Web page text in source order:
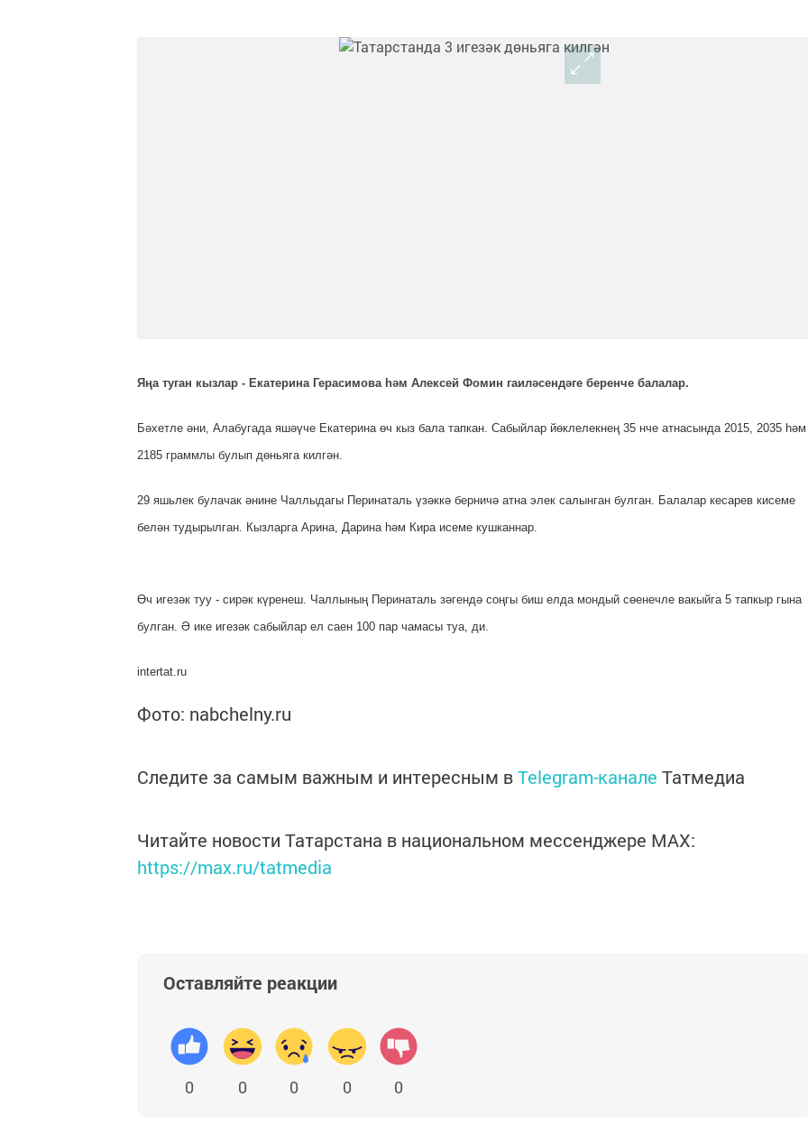
Яңа туган кызлар - Екатерина Герасимова һәм Алексей Фомин гаиләсендәге беренче балалар.
Бәхетле әни, Алабугада яшәүче Екатерина өч кыз бала тапкан. Сабыйлар йөклелекнең 35 нче атнасында 2015, 2035 һәм
2185 граммлы булып дөньяга килгән.
29 яшьлек булачак әнине Чаллыдагы Перинаталь үзәккә берничә атна элек салынган булган. Балалар кесарев кисеме
белән тудырылган. Кызларга Арина, Дарина һәм Кира исеме кушканнар.
Өч игезәк туу - сирәк күренеш. Чаллының Перинаталь зәгендә соңгы биш елда мондый сөенечле вакыйга 5 тапкыр гына
булган. Ә ике игезәк сабыйлар ел саен 100 пар чамасы туа, ди.
intertat.ru
Фото: nabchelny.ru
Следите за самым важным и интересным вTelegram-канале Татмедиа
Читайте новости Татарстана в национальном мессенджере MАХ:
https://max.ru/tatmedia
Оставляйте реакции
0 0 0 0 0